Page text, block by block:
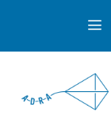
contenu